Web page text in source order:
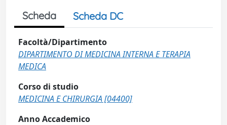
Scheda Scheda DC
Facoltà/Dipartimento
DIPARTIMENTO DI MEDICINA INTERNA E TERAPIA
MEDICA
Corso di studio
MEDICINA E CHIRURGIA [04400]
Anno Accademico